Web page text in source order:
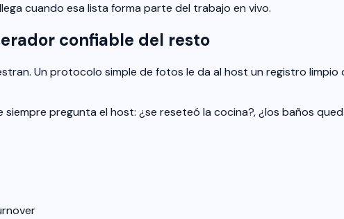
cuando esa lista forma parte del trabajo en vivo.
confiable del resto
Un protocolo simple de fotos le da al host un registro
pregunta el host: ¿se reseteó la cocina?, ¿los baños